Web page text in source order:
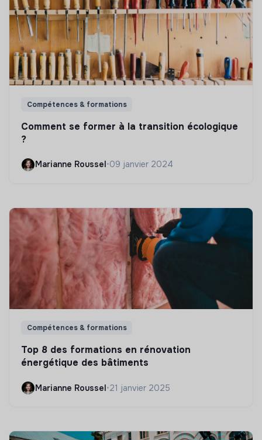
Compétences & formations
Comment se former à la transition écologique
?
Marianne Roussel•09 janvier 2024
Compétences & formations
Top 8 des formations en rénovation
énergétique des bâtiments
Marianne Roussel•21 janvier 2025